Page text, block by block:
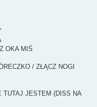
OKA MIŚ
/ ZŁĄCZ NOGI
TUTAJ JESTEM (DISS NA